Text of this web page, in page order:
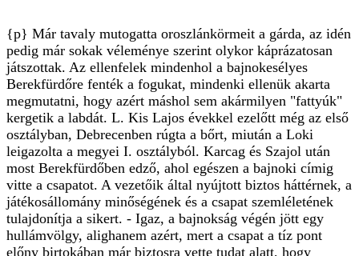
{p} Már tavaly mutogatta oroszlánkörmeit a gárda, az idén
pedig már sokak véleménye szerint olykor káprázatosan
játszottak. Az ellenfelek mindenhol a bajnokesélyes
Berekfürdőre fenték a fogukat, mindenki ellenük akarta
megmutatni, hogy azért máshol sem akármilyen "fattyúk"
kergetik a labdát. L. Kis Lajos évekkel ezelőtt még az első
osztályban, Debrecenben rúgta a bőrt, miután a Loki
leigazolta a megyei I. osztályból. Karcag és Szajol után
most Berekfürdőben edző, ahol egészen a bajnoki címig
vitte a csapatot. A vezetőik által nyújtott biztos háttérnek, a
játékosállomány minőségének és a csapat szemléletének
tulajdonítja a sikert. - Igaz, a bajnokság végén jött egy
hullámvölgy, alighanem azért, mert a csapat a tíz pont
előny birtokában már biztosra vette tudat alatt, hogy